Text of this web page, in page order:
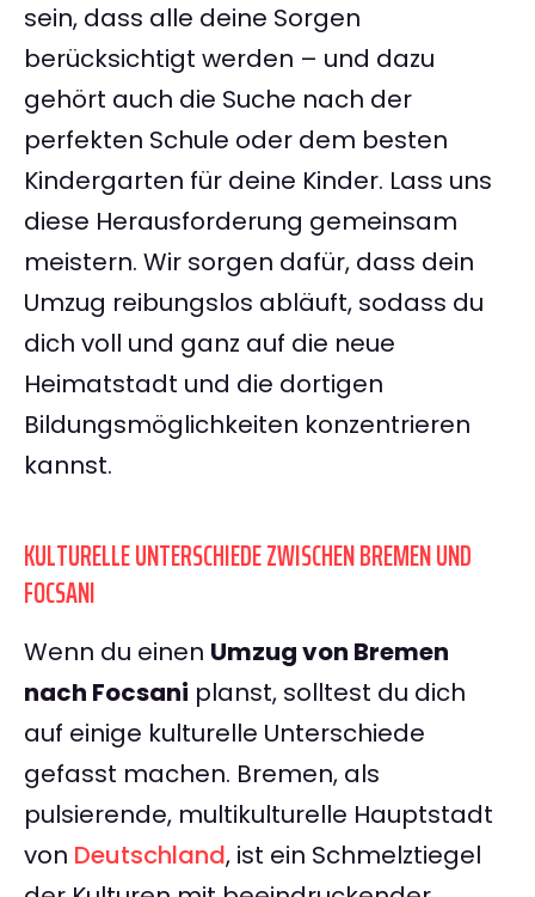
sein, dass alle deine Sorgen
berücksichtigt werden – und dazu
gehört auch die Suche nach der
perfekten Schule oder dem besten
Kindergarten für deine Kinder. Lass uns
diese Herausforderung gemeinsam
meistern. Wir sorgen dafür, dass dein
Umzug reibungslos abläuft, sodass du
dich voll und ganz auf die neue
Heimatstadt und die dortigen
Bildungsmöglichkeiten konzentrieren
kannst.
KULTURELLE UNTERSCHIEDE ZWISCHEN BREMEN UND
FOCSANI
Wenn du einen Umzug von Bremen
nach Focsani planst, solltest du dich
auf einige kulturelle Unterschiede
gefasst machen. Bremen, als
pulsierende, multikulturelle Hauptstadt
von Deutschland, ist ein Schmelztiegel